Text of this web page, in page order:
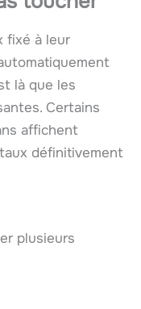
fixé à leur
là que les
Certains
affichent
définitivement
plusieurs